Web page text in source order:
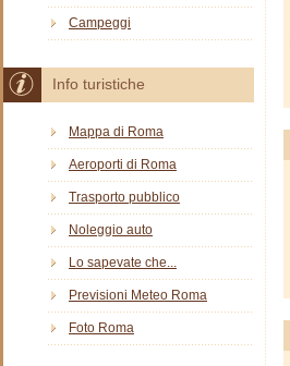
Campeggi
Info turistiche
Mappa di Roma
Aeroporti di Roma
Trasporto pubblico
Noleggio auto
Lo sapevate che...
Previsioni Meteo Roma
Foto Roma